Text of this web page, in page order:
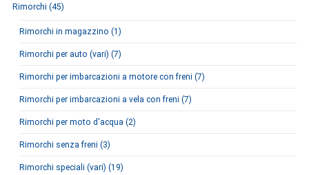
Rimorchi (45)
Rimorchi in magazzino (1)
Rimorchi per auto (vari) (7)
Rimorchi per imbarcazioni a motore con freni (7)
Rimorchi per imbarcazioni a vela con freni (7)
Rimorchi per moto d'acqua (2)
Rimorchi senza freni (3)
Rimorchi speciali (vari) (19)